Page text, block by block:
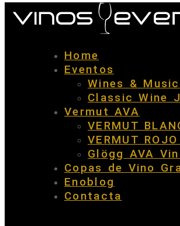
Home
Eventos
Wines & Music
Classic Wine
Vermut AVA
VERMUT
VERMUT
Glögg AVA
Copas de Vino
Enoblog
Contacta